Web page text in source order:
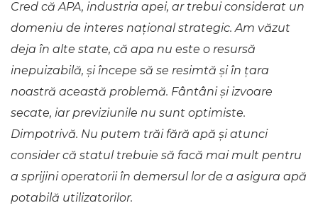
Cred că APA, industria apei, ar trebui considerat un
domeniu de interes național strategic. Am văzut
deja în alte state, că apa nu este o resursă
inepuizabilă, și începe să se resimtă și în țara
noastră această problemă. Fântâni și izvoare
secate, iar previziunile nu sunt optimiste.
Dimpotrivă. Nu putem trăi fără apă și atunci
consider că statul trebuie să facă mai mult pentru
a sprijini operatorii în demersul lor de a asigura apă
potabilă utilizatorilor.